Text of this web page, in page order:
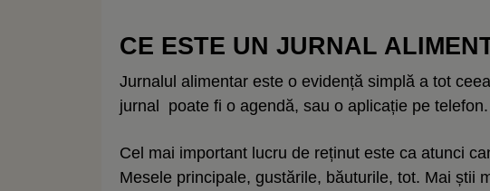
CE ESTE UN JURNAL
Jurnalul alimentar este o evidență simplă a tot
jurnal poate fi o agendă, sau o aplicație pe telefon.
Cel mai important lucru de reținut este ca atunci
Mesele principale, gustările, băuturile, tot. Mai știi